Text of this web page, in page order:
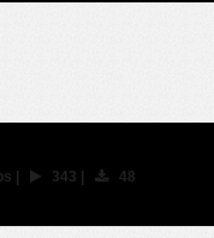
| 343 |
48